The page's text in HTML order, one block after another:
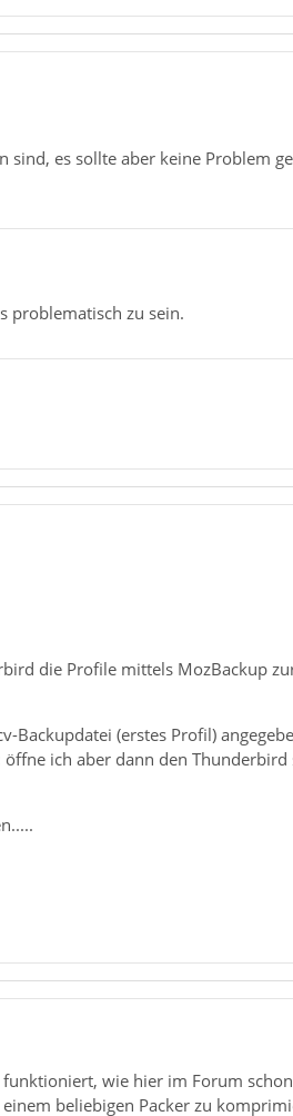
sind, es sollte aber keine Problem
problematisch zu sein.
die Profile mittels MozBackup
(erstes Profil)
ich aber dann den Thunderbird
wie hier im Forum
beliebigen Packer zu